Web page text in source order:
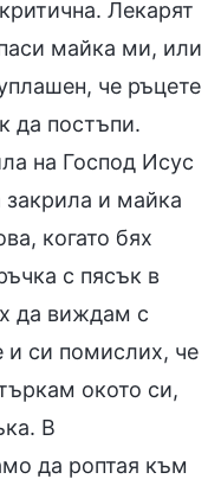
Лекарят
майка ми, или
че ръцете
да постъпи.
на Господ Исус
и майка
когато бях
с пясък в
да виждам с
и си помислих, че
окото си,
В
да роптая към